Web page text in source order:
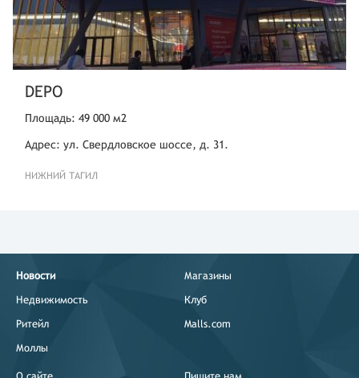
DEPO
Площадь: 49 000 м2
Адрес: ул. Свердловское шоссе, д. 31.
НИЖНИЙ ТАГИЛ
Новости
Недвижимость
Ритейл
Моллы
Магазины
Клуб
Malls.com